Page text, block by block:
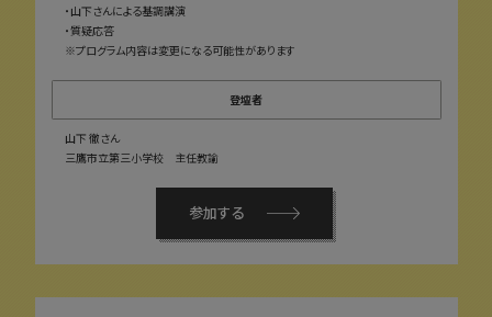
・山下さんによる基調講演
・質疑応答
※プログラム内容は変更になる可能性があります
登壇者
山下 徹さん
三鷹市立第三小学校 主任教諭
参加する